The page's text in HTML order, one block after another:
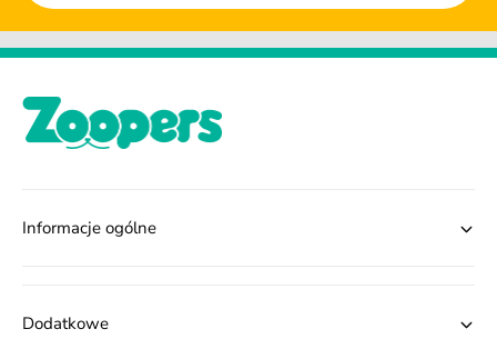
Informacje ogólne
Dodatkowe